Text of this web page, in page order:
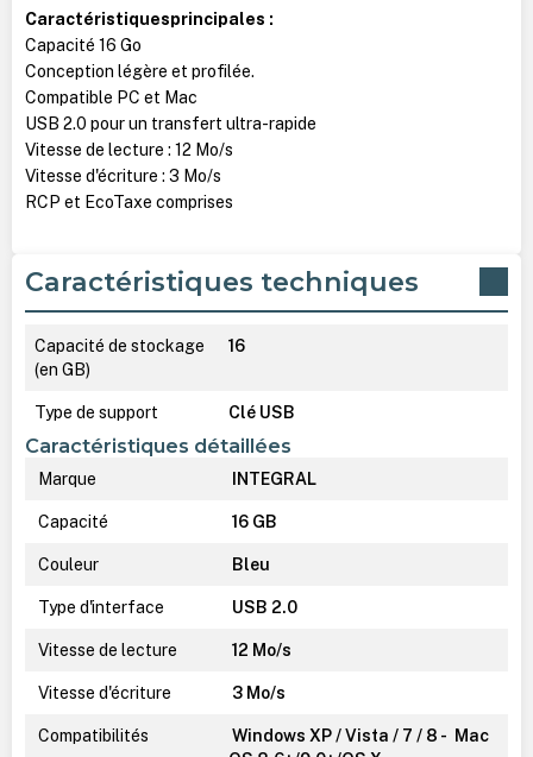
Caractéristiquesprincipales :
Capacité 16 Go
Conception légère et profilée.
Compatible PC et Mac
USB 2.0 pour un transfert ultra-rapide
Vitesse de lecture : 12 Mo/s
Vitesse d'écriture : 3 Mo/s
RCP et EcoTaxe comprises
Caractéristiques techniques
Capacité de stockage
(en GB)
16
Type de support Clé USB
Caractéristiques détaillées
Marque INTEGRAL
Capacité 16 GB
Couleur Bleu
Type d'interface USB 2.0
Vitesse de lecture 12 Mo/s
Vitesse d'écriture 3 Mo/s
Compatibilités
Windows XP / Vista / 7 / 8 - Mac